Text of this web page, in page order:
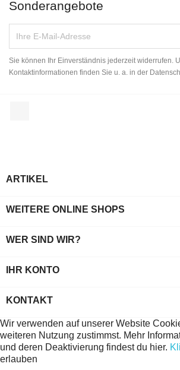
Sonderangebote
Sie können Ihr Einverständnis jederzeit widerrufen.
Kontaktinformationen finden Sie u. a. in der
ARTIKEL
WEITERE ONLINE SHOPS
WER SIND WIR?
IHR KONTO
KONTAKT
Wir verwenden auf unserer Website
weiteren Nutzung zustimmst. Mehr
und deren Deaktivierung findest du hier.
erlauben